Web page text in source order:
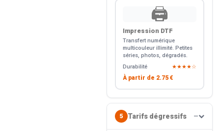
🖨️
Impression DTF
Transfert numérique
multicouleur illimité. Petites
séries, photos, dégradés.
Durabilité
★★★★☆
À partir de 2.75 €
5 Tarifs dégressifs —